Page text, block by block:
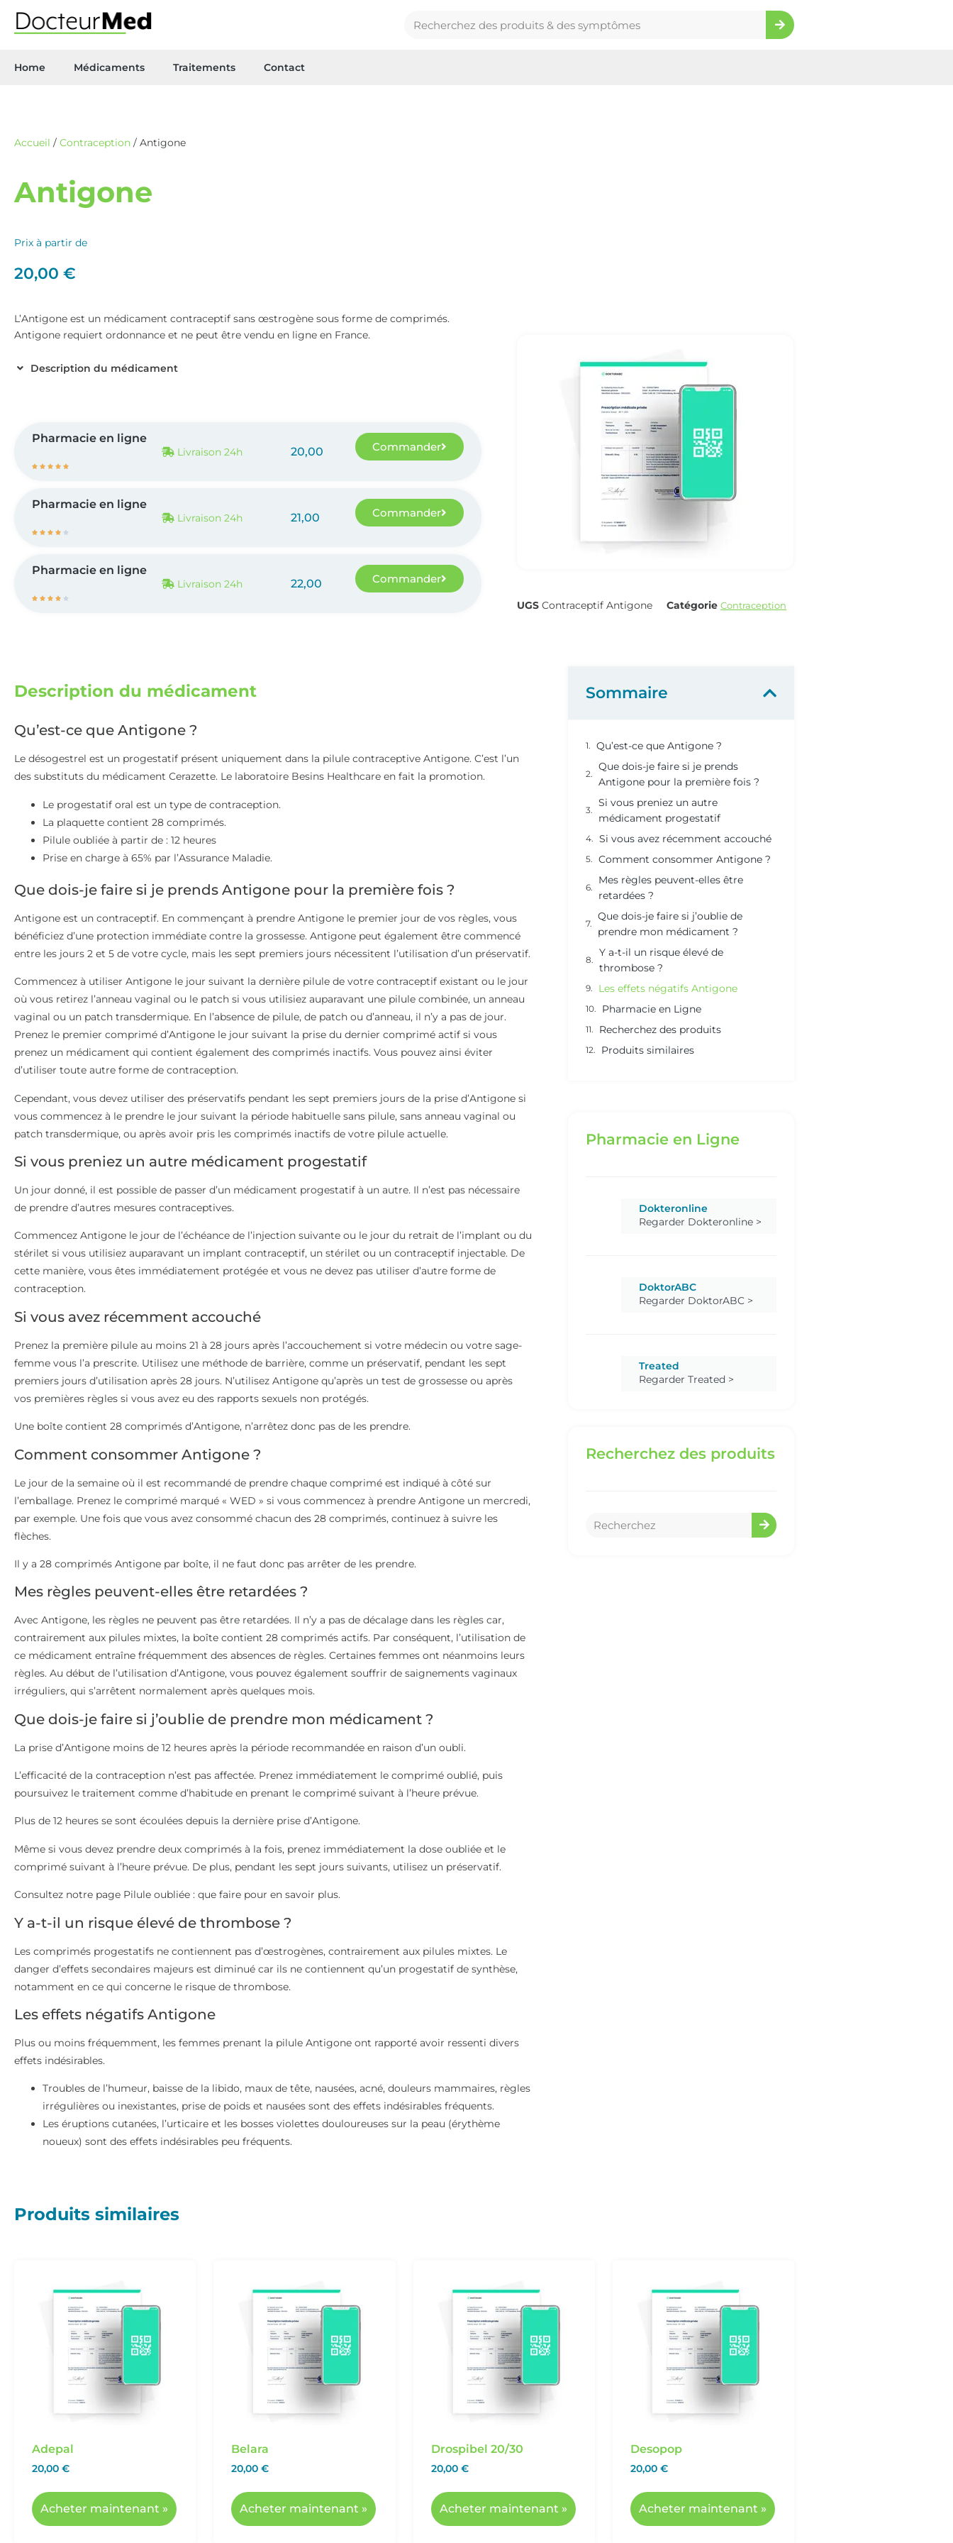
Home Médicaments Traitements Contact
Accueil / Contraception / Antigone
Antigone
Prix à partir de
20,00 €
L’Antigone est un médicament contraceptif sans œstrogène sous forme de comprimés.
Antigone requiert ordonnance et ne peut être vendu en ligne en France.
Description du médicament
Pharmacie en ligne
    
Livraison 24h 20,00 Commander
Pharmacie en ligne
    
Livraison 24h 21,00 Commander
Pharmacie en ligne
    
Livraison 24h 22,00 Commander
UGS Contraceptif Antigone Catégorie Contraception
Description du médicament
Qu’est-ce que Antigone ?
Le désogestrel est un progestatif présent uniquement dans la pilule contraceptive Antigone. C’est l’un
des substituts du médicament Cerazette. Le laboratoire Besins Healthcare en fait la promotion.
Le progestatif oral est un type de contraception.
La plaquette contient 28 comprimés.
Pilule oubliée à partir de : 12 heures
Prise en charge à 65% par l’Assurance Maladie.
Que dois-je faire si je prends Antigone pour la première fois ?
Antigone est un contraceptif. En commençant à prendre Antigone le premier jour de vos règles, vous
bénéficiez d’une protection immédiate contre la grossesse. Antigone peut également être commencé
entre les jours 2 et 5 de votre cycle, mais les sept premiers jours nécessitent l’utilisation d’un préservatif.
Commencez à utiliser Antigone le jour suivant la dernière pilule de votre contraceptif existant ou le jour
où vous retirez l’anneau vaginal ou le patch si vous utilisiez auparavant une pilule combinée, un anneau
vaginal ou un patch transdermique. En l’absence de pilule, de patch ou d’anneau, il n’y a pas de jour.
Prenez le premier comprimé d’Antigone le jour suivant la prise du dernier comprimé actif si vous
prenez un médicament qui contient également des comprimés inactifs. Vous pouvez ainsi éviter
d’utiliser toute autre forme de contraception.
Cependant, vous devez utiliser des préservatifs pendant les sept premiers jours de la prise d’Antigone si
vous commencez à le prendre le jour suivant la période habituelle sans pilule, sans anneau vaginal ou
patch transdermique, ou après avoir pris les comprimés inactifs de votre pilule actuelle.
Si vous preniez un autre médicament progestatif
Un jour donné, il est possible de passer d’un médicament progestatif à un autre. Il n’est pas nécessaire
de prendre d’autres mesures contraceptives.
Commencez Antigone le jour de l’échéance de l’injection suivante ou le jour du retrait de l’implant ou du
stérilet si vous utilisiez auparavant un implant contraceptif, un stérilet ou un contraceptif injectable. De
cette manière, vous êtes immédiatement protégée et vous ne devez pas utiliser d’autre forme de
contraception.
Si vous avez récemment accouché
Prenez la première pilule au moins 21 à 28 jours après l’accouchement si votre médecin ou votre sage-
femme vous l’a prescrite. Utilisez une méthode de barrière, comme un préservatif, pendant les sept
premiers jours d’utilisation après 28 jours. N’utilisez Antigone qu’après un test de grossesse ou après
vos premières règles si vous avez eu des rapports sexuels non protégés.
Une boîte contient 28 comprimés d’Antigone, n’arrêtez donc pas de les prendre.
Comment consommer Antigone ?
Le jour de la semaine où il est recommandé de prendre chaque comprimé est indiqué à côté sur
l’emballage. Prenez le comprimé marqué « WED » si vous commencez à prendre Antigone un mercredi,
par exemple. Une fois que vous avez consommé chacun des 28 comprimés, continuez à suivre les
flèches.
Il y a 28 comprimés Antigone par boîte, il ne faut donc pas arrêter de les prendre.
Mes règles peuvent-elles être retardées ?
Avec Antigone, les règles ne peuvent pas être retardées. Il n’y a pas de décalage dans les règles car,
contrairement aux pilules mixtes, la boîte contient 28 comprimés actifs. Par conséquent, l’utilisation de
ce médicament entraîne fréquemment des absences de règles. Certaines femmes ont néanmoins leurs
règles. Au début de l’utilisation d’Antigone, vous pouvez également souffrir de saignements vaginaux
irréguliers, qui s’arrêtent normalement après quelques mois.
Que dois-je faire si j’oublie de prendre mon médicament ?
La prise d’Antigone moins de 12 heures après la période recommandée en raison d’un oubli.
L’efficacité de la contraception n’est pas affectée. Prenez immédiatement le comprimé oublié, puis
poursuivez le traitement comme d’habitude en prenant le comprimé suivant à l’heure prévue.
Plus de 12 heures se sont écoulées depuis la dernière prise d’Antigone.
Même si vous devez prendre deux comprimés à la fois, prenez immédiatement la dose oubliée et le
comprimé suivant à l’heure prévue. De plus, pendant les sept jours suivants, utilisez un préservatif.
Consultez notre page Pilule oubliée : que faire pour en savoir plus.
Y a-t-il un risque élevé de thrombose ?
Les comprimés progestatifs ne contiennent pas d’œstrogènes, contrairement aux pilules mixtes. Le
danger d’effets secondaires majeurs est diminué car ils ne contiennent qu’un progestatif de synthèse,
notamment en ce qui concerne le risque de thrombose.
Les effets négatifs Antigone
Plus ou moins fréquemment, les femmes prenant la pilule Antigone ont rapporté avoir ressenti divers
effets indésirables.
Troubles de l’humeur, baisse de la libido, maux de tête, nausées, acné, douleurs mammaires, règles
irrégulières ou inexistantes, prise de poids et nausées sont des effets indésirables fréquents.
Les éruptions cutanées, l’urticaire et les bosses violettes douloureuses sur la peau (érythème
noueux) sont des effets indésirables peu fréquents.
Sommaire
Qu’est-ce que Antigone ?
Que dois-je faire si je prends
Antigone pour la première fois ?
Si vous preniez un autre
médicament progestatif
Si vous avez récemment accouché
Comment consommer Antigone ?
Mes règles peuvent-elles être
retardées ?
Que dois-je faire si j’oublie de
prendre mon médicament ?
Y a-t-il un risque élevé de
thrombose ?
Les effets négatifs Antigone
Pharmacie en Ligne
Recherchez des produits
Produits similaires
Pharmacie en Ligne
Dokteronline
Regarder Dokteronline >
DoktorABC
Regarder DoktorABC >
Treated
Regarder Treated >
Recherchez des produits
Produits similaires
Adepal
20,00 €
Acheter maintenant »
Belara
20,00€
Acheter maintenant »
Drospibel 20/30
20,00 €
Acheter maintenant »
Desopop
20,00 €
Acheter maintenant »